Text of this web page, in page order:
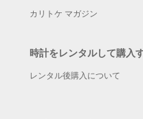
カリトケ マガジン
時計をレンタルして購入
レンタル後購入について